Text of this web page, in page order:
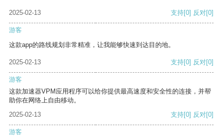
2025-02-13 支持[0] 反对[0]
游客
这款app的路线规划非常精准，让我能够快速到达目的地。
2025-02-13 支持[0] 反对[0]
游客
这款加速器VPM应用程序可以给你提供最高速度和安全性的连接，并帮
助你在网络上自由移动。
2025-02-13
支持[0] 反对[0]
游客